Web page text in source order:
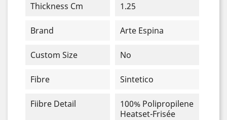
Thickness Cm 1.25
Brand Arte Espina
Custom Size No
Fibre Sintetico
Fiibre Detail
100% Polipropilene
Heatset-Frisée